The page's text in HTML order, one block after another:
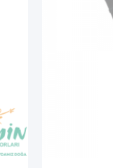
uzaktayken
uyumluluk